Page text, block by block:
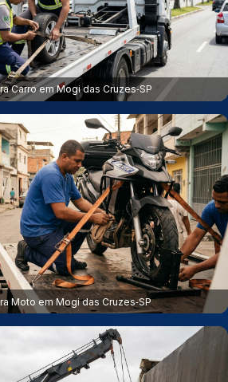
Carro em Mogi das Cruzes‑SP
Moto em Mogi das Cruzes‑SP